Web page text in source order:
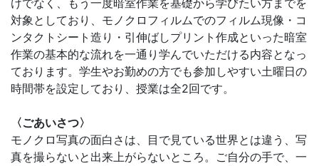
けでなく、もう一度暗室作業を基礎から学びたい方までを
対象としており、モノクロフィルムでのフィルム現像・コ
ンタクトシート造り・引伸ばしプリント作成といった暗室
作業の基本的な流れを一通り学んでいただける内容となっ
ております。学生やお勤めの方でも参加しやすい土曜日の
時間帯を設定しており、授業は全2回です。
〈ごあいさつ〉
モノクロ写真の面白さは、目で見ている世界とは違う、写
真を撮らないと出来上がらないところ。ご自分の手で、一